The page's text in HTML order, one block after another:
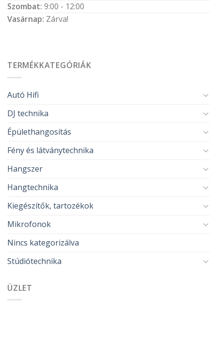
Szombat: 9:00 - 12:00
Vasárnap: Zárva!
TERMÉKKATEGÓRIÁK
Autó Hifi
DJ technika
Épülethangosítás
Fény és látványtechnika
Hangszer
Hangtechnika
Kiegészítők, tartozékok
Mikrofonok
Nincs kategorizálva
Stúdiótechnika
ÜZLET